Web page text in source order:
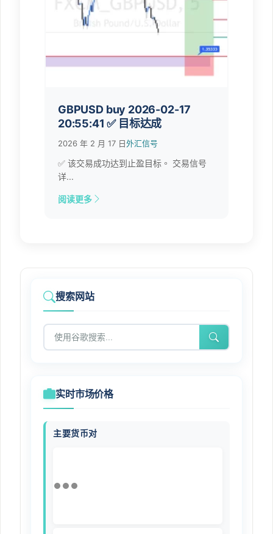
GBPUSD buy 2026-02-17
20:55:41 ✅ 目标达成
2026 年 2 月 17 日外汇信号
✅ 该交易成功达到止盈目标。 交易信号
详...
阅读更多
搜索网站
实时市场价格
主要货币对